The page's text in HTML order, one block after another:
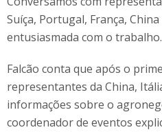
Suíça, Portugal, França, China
entusiasmada com o trabalho.
Falcão conta que após o
representantes da China,
informações sobre o
coordenador de eventos